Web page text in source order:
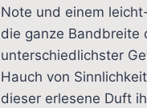
Note und einem
die ganze Bandbreite
unterschiedlichster
Hauch von
dieser erlesene Duft